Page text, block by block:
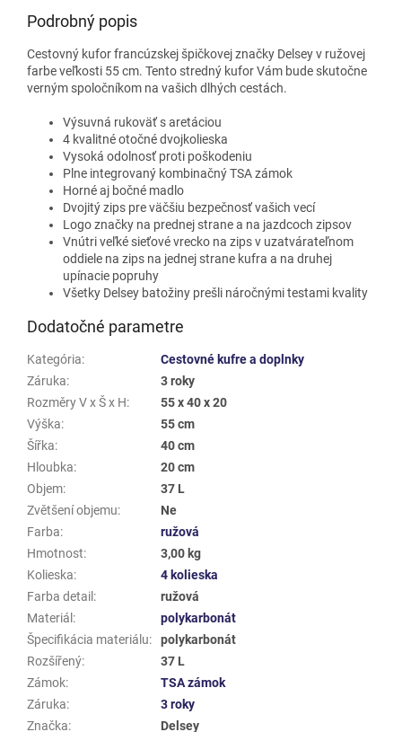
Podrobný popis
Cestovný kufor francúzskej špičkovej značky Delsey v ružovej
farbe veľkosti 55 cm. Tento stredný kufor Vám bude skutočne
verným spoločníkom na vašich dlhých cestách.
Výsuvná rukoväť s aretáciou
4 kvalitné otočné dvojkolieska
Vysoká odolnosť proti poškodeniu
Plne integrovaný kombinačný TSA zámok
Horné aj bočné madlo
Dvojitý zips pre väčšiu bezpečnosť vašich vecí
Logo značky na prednej strane a na jazdcoch zipsov
Vnútri veľké sieťové vrecko na zips v uzatvárateľnom
oddiele na zips na jednej strane kufra a na druhej
upínacie popruhy
Všetky Delsey batožiny prešli náročnými testami kvality
Dodatočné parametre
Kategória:
Cestovné kufre a doplnky
Záruka:
3 roky
Rozměry V x Š x H:
55 x 40 x 20
Výška:
55 cm
Šířka:
40 cm
Hloubka:
20 cm
Objem:
37 L
Zvětšení objemu:
Ne
Farba:
ružová
Hmotnost:
3,00 kg
Kolieska:
4 kolieska
Farba detail :
ružová
Materiál :
polykarbonát
Špecifikácia materiálu:
polykarbonát
Rozšířený:
37 L
Zámok:
TSA zámok
Záruka:
3 roky
Značka: Delsey